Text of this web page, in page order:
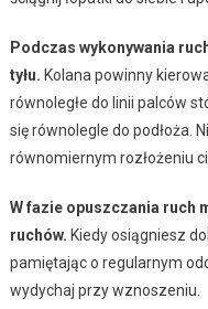
Podczas wykonywania
tyłu. Kolana powinny
równoległe do linii palców
się równolegle do podłoża.
równomiernym rozłożeniu
W fazie opuszczania ruch
ruchów. Kiedy osiągniesz
pamiętając o regularnym
wydychaj przy wznoszeniu.